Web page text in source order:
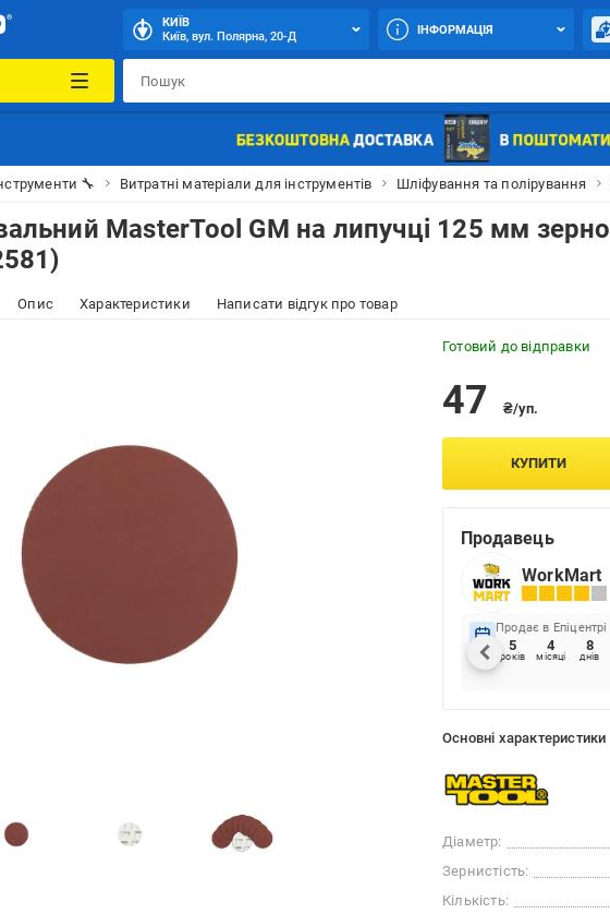
КИЇВ
Київ, вул. Полярна, 20-Д
ІНФОРМАЦІЯ
🔧 Витратні матеріали для інструментів Шліфування та полірування
MasterTool GM на липучці 125 мм
Опис Характеристики Написати відгук про товар
Готовий до відправки
47 ₴/уп.
КУПИТИ
Продавець
WorkMart
Продає в Епіцентрі
5
років
4
місяці
8
днів
Основні характеристики
Діаметр:
Зернистість:
Кількість: